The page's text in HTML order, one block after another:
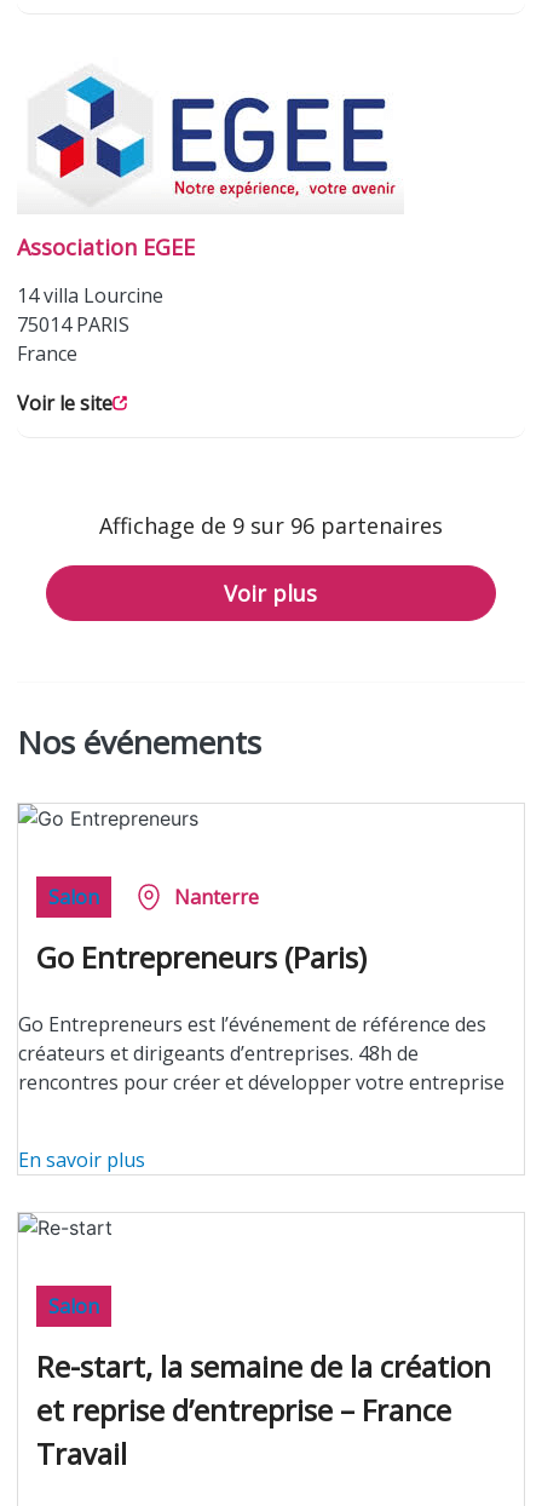
Association EGEE
14 villa Lourcine
75014 PARIS
France
Voir le site
Affichage de 9 sur 96 partenaires
Voir plus
Nos événements
Go Entrepreneurs (Paris)
Salon Nanterre
Go Entrepreneurs est l’événement de référence des
créateurs et dirigeants d’entreprises. 48h de
rencontres pour créer et développer votre entreprise
En savoir plus
Re-start, la semaine de la création
et reprise d’entreprise – France
Travail
Salon